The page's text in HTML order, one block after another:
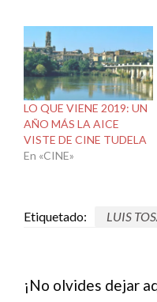
LO QUE VIENE 2019: UN
AÑO MÁS LA AICE
VISTE DE CINE TUDELA
En «CINE»
Etiquetado: LUIS
¡No olvides dejar